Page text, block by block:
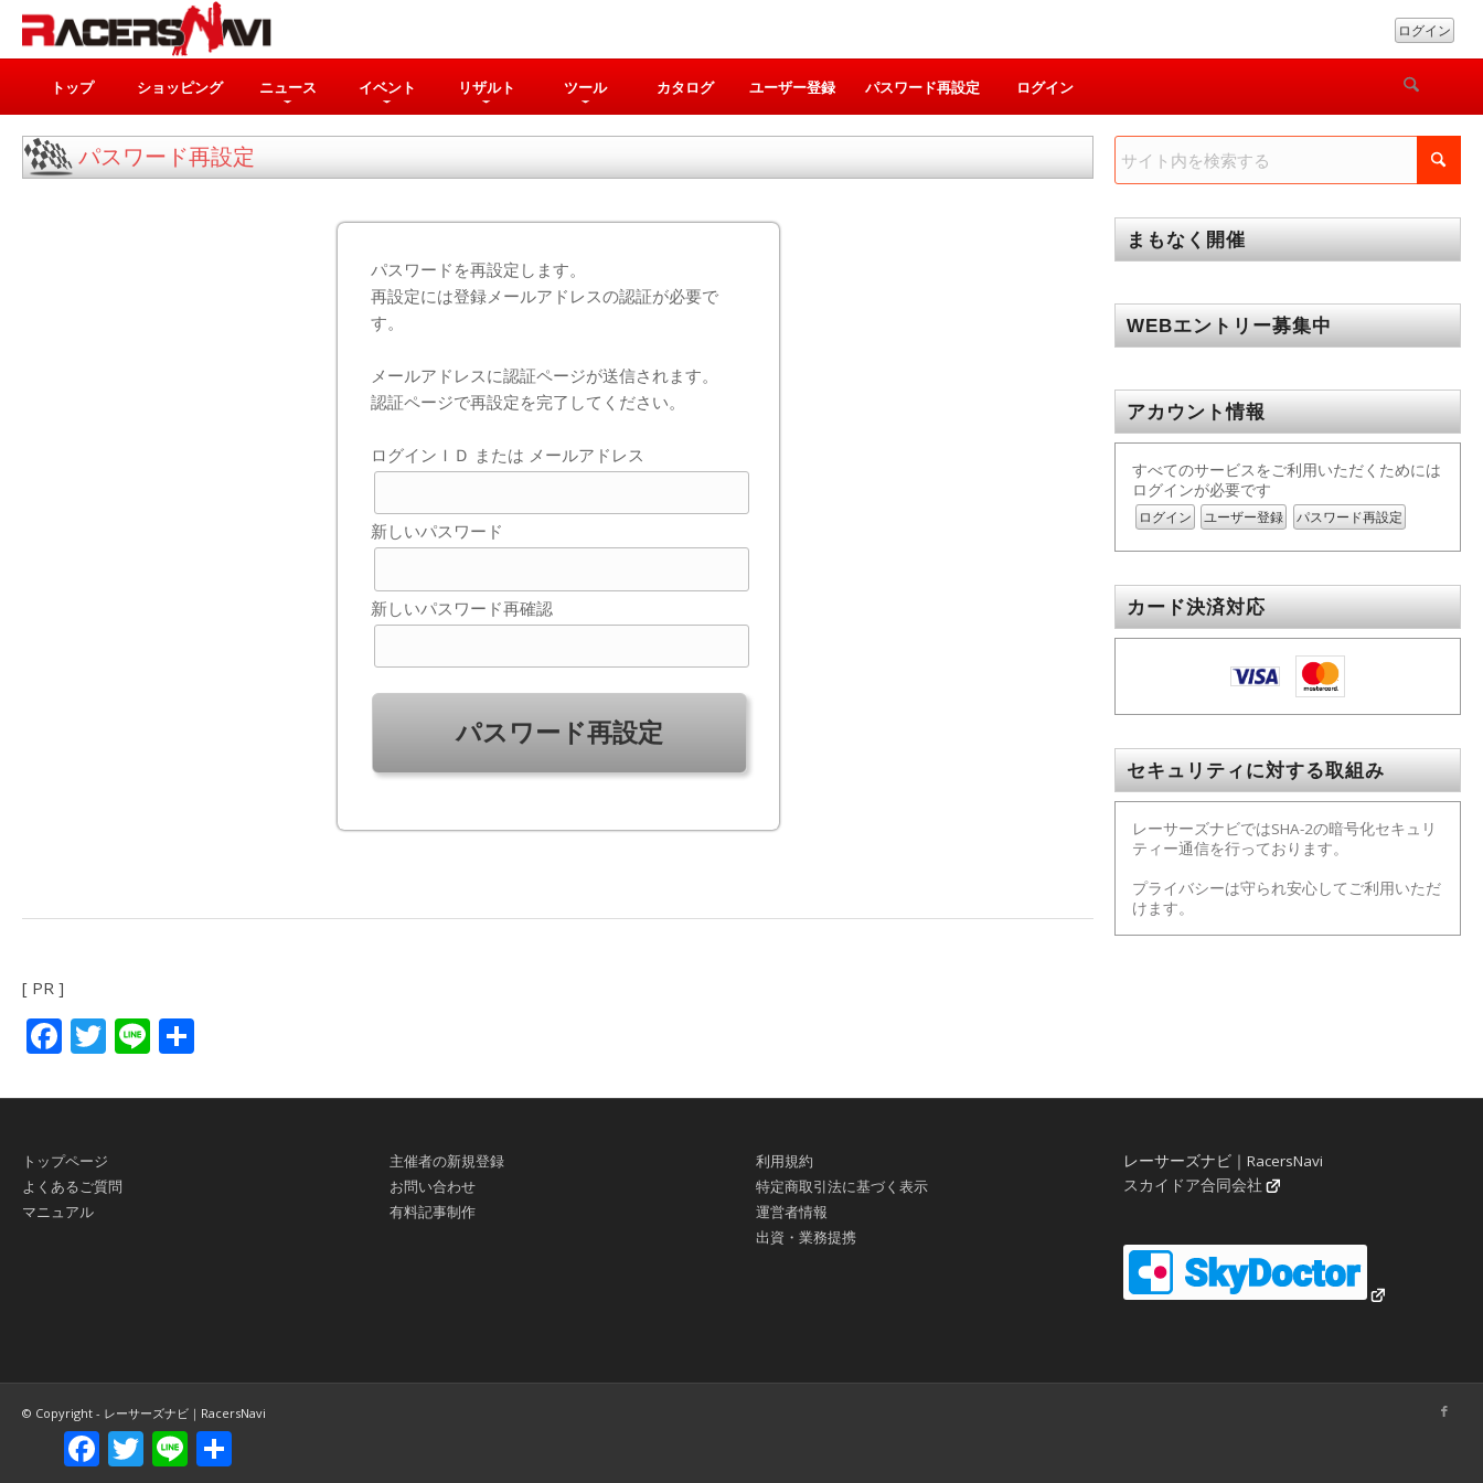
ログイン
トップ ショッピング ニュース イベント リザルト ツール カタログ ユーザー登録 パスワード再設定 ログイン
パスワード再設定
パスワードを再設定します。
再設定には登録メールアドレスの認証が必要で
す。
メールアドレスに認証ページが送信されます。
認証ページで再設定を完了してください。
ログインＩＤ または メールアドレス
新しいパスワード
新しいパスワード再確認
[ PR ]
Facebook
Twitter
Line
まもなく開催
WEBエントリー募集中
アカウント情報
すべてのサービスをご利用いただくためには
ログインが必要です
ログイン ユーザー登録 パスワード再設定
カード決済対応
セキュリティに対する取組み
レーサーズナビではSHA-2の暗号化セキュリ
ティー通信を行っております。
プライバシーは守られ安心してご利用いただ
けます。
トップページ
よくあるご質問
マニュアル
主催者の新規登録
お問い合わせ
有料記事制作
利用規約
特定商取引法に基づく表示
運営者情報
出資・業務提携
レーサーズナビ｜RacersNavi
スカイドア合同会社
© Copyright - レーサーズナビ｜RacersNavi
FacebookTwitterLine